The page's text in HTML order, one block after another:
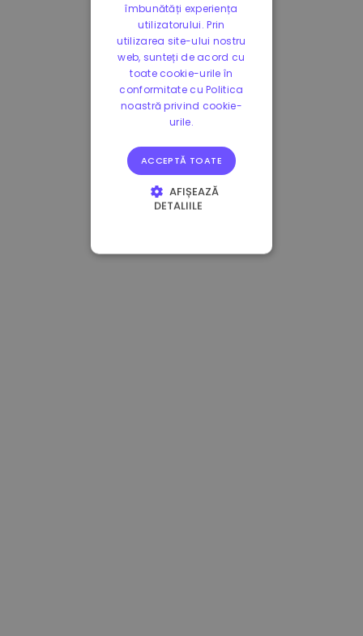
îmbunătăți experiența
utilizatorului. Prin
utilizarea site-ului nostru
web, sunteți de acord cu
toate cookie-urile în
conformitate cu Politica
noastră privind cookie-
urile.
ACCEPTĂ TOATE
AFIȘEAZĂ
DETALIILE